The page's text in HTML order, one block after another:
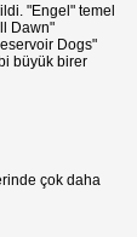
"Engel" temel
Dawn"
Dogs"
büyük birer
çok daha